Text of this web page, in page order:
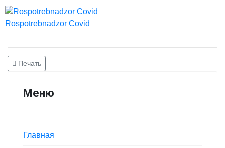
Rospotrebnadzor Covid
Печать
Меню
Главная